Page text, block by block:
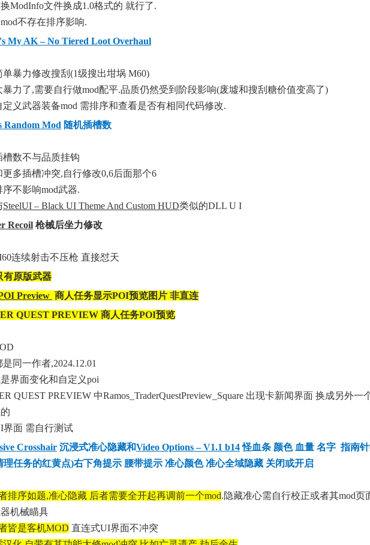
ModInfo文件换成1.0格式的 就行了.
不存在排序影响.
My AK – No Tiered Loot Overhaul
单暴力修改搜刮(1级搜出坩埚 M60)
暴力了,需要自行做mod配平.品质仍然受到阶段影响(废墟和搜刮糖价值变高了)
定义武器装备mod 需排序和查看是否有相同代码修改.
Random Mod 随机插槽数
槽数不与品质挂钩
更多插槽冲突,自行修改0,6后面那个6
序不影响mod武器.
SteelUI – Black UI Theme And Custom HUD类似的DLL U I
Recoil枪械后坐力修改
连续射击不压枪 直接怼天
有原版武器
Preview 商人任务显示POI预览图片 非直连
QUEST PREVIEW 商人任务POI预览
同一作者,2024.12.01
界面变化和自定义poi
QUEST PREVIEW 中Ramos_TraderQuestPreview_Square 出现卡新闻界面 换成另外一
界面 需自行测试
Crosshair沉浸式准心隐藏和Video Options – V1.1 b14怪血条 颜色 血量 名字 指南
理任务的红黄点)右下角提示 腰带提示 准心颜色 准心全域隐藏 关闭或开启
排序如题,准心隐藏 后者需要全开起再调前一个mod.隐藏准心需自行校正或者其mod页
机械瞄具
皆是客机MOD 直连式UI界面不冲突